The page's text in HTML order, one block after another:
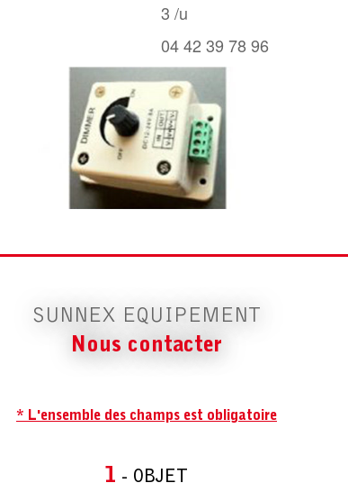
3 /u
04 42 39 78 96
SUNNEX EQUIPEMENT
Nous contacter
* L'ensemble des champs est obligatoire
1 - OBJET